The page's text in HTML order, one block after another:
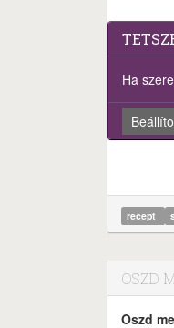
Ha
recept
OSZD
Oszd